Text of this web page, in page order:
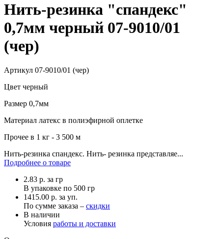
Нить-резинка "спандекс"
0,7мм черный 07-9010/01
(чер)
Артикул 07-9010/01 (чер)
Цвет черный
Размер 0,7мм
Материал латекс в полиэфирной оплетке
Прочее в 1 кг - 3 500 м
Нить-резинка спандекс. Нить- резинка представляе...
Подробнее о товаре
2.83 р. за гр
В упаковке по 500 гр
1415.00 р. за уп.
По сумме заказа – скидки
В наличии
Условия работы и доставки